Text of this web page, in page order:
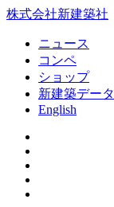
株式会社新建築社
ニュース
コンペ
ショップ
新建築データ
English